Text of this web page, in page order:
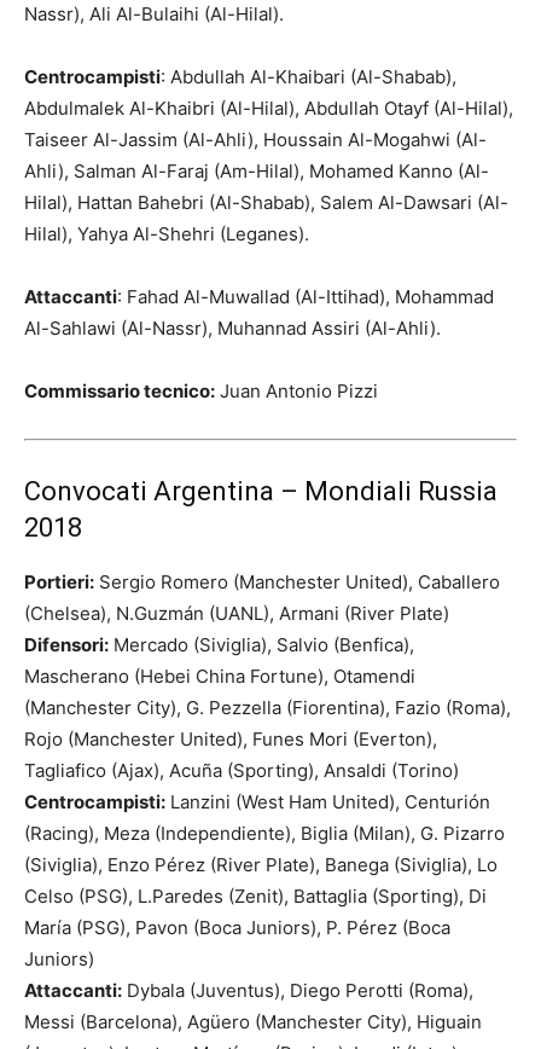
Nassr), Ali Al-Bulaihi (Al-Hilal).
Centrocampisti: Abdullah Al-Khaibari (Al-Shabab),
Abdulmalek Al-Khaibri (Al-Hilal), Abdullah Otayf (Al-Hilal),
Taiseer Al-Jassim (Al-Ahli), Houssain Al-Mogahwi (Al-
Ahli), Salman Al-Faraj (Am-Hilal), Mohamed Kanno (Al-
Hilal), Hattan Bahebri (Al-Shabab), Salem Al-Dawsari (Al-
Hilal), Yahya Al-Shehri (Leganes).
Attaccanti: Fahad Al-Muwallad (Al-Ittihad), Mohammad
Al-Sahlawi (Al-Nassr), Muhannad Assiri (Al-Ahli).
Commissario tecnico: Juan Antonio Pizzi
Convocati Argentina – Mondiali Russia
2018
Portieri: Sergio Romero (Manchester United), Caballero
(Chelsea), N.Guzmán (UANL), Armani (River Plate)
Difensori: Mercado (Siviglia), Salvio (Benfica),
Mascherano (Hebei China Fortune), Otamendi
(Manchester City), G. Pezzella (Fiorentina), Fazio (Roma),
Rojo (Manchester United), Funes Mori (Everton),
Tagliafico (Ajax), Acuña (Sporting), Ansaldi (Torino)
Centrocampisti: Lanzini (West Ham United), Centurión
(Racing), Meza (Independiente), Biglia (Milan), G. Pizarro
(Siviglia), Enzo Pérez (River Plate), Banega (Siviglia), Lo
Celso (PSG), L.Paredes (Zenit), Battaglia (Sporting), Di
María (PSG), Pavon (Boca Juniors), P. Pérez (Boca
Juniors)
Attaccanti: Dybala (Juventus), Diego Perotti (Roma),
Messi (Barcelona), Agüero (Manchester City), Higuain